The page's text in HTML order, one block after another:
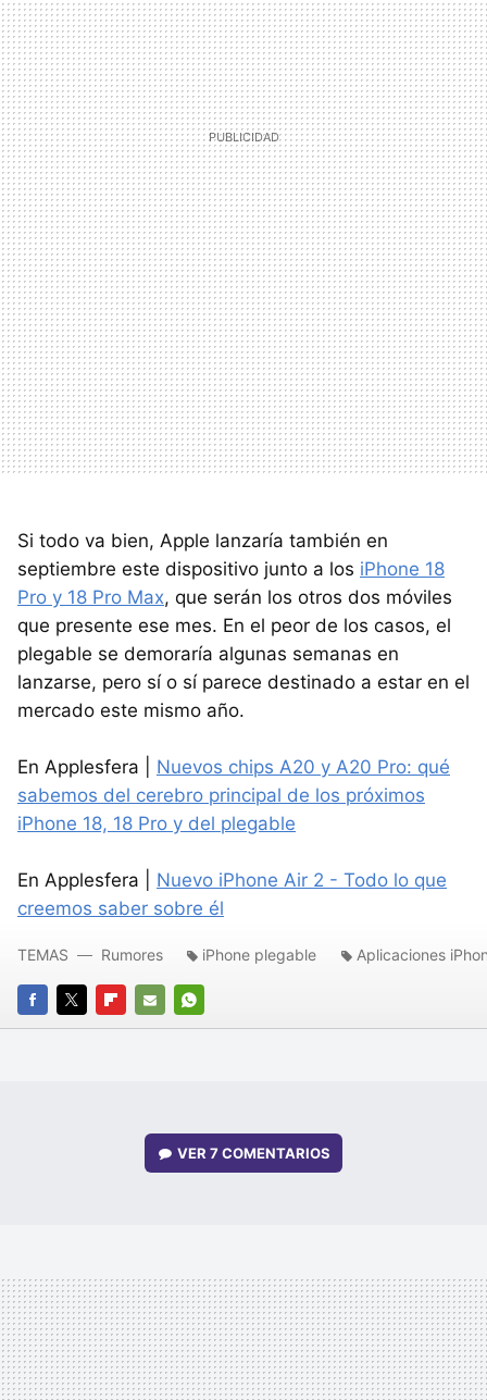
Si todo va bien, Apple lanzaría también en
septiembre este dispositivo junto a los iPhone 18
Pro y 18 Pro Max, que serán los otros dos móviles
que presente ese mes. En el peor de los casos, el
plegable se demoraría algunas semanas en
lanzarse, pero sí o sí parece destinado a estar en el
mercado este mismo año.
En Applesfera | Nuevos chips A20 y A20 Pro: qué
sabemos del cerebro principal de los próximos
iPhone 18, 18 Pro y del plegable
En Applesfera | Nuevo iPhone Air 2 - Todo lo que
creemos saber sobre él
FACEBOOK
TWITTERFLIPBOARD
E-
WHATSAPP
TEMAS Rumores iPhone plegable Aplicaciones
VER7 COMENTARIOS